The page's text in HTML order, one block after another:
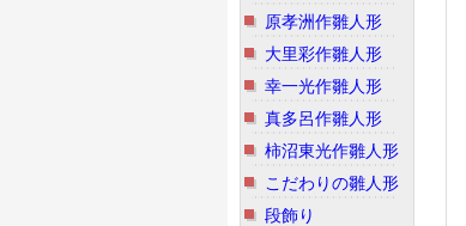
原孝洲作雛人形
大里彩作雛人形
幸一光作雛人形
真多呂作雛人形
柿沼東光作雛人形
こだわりの雛人形
段飾り